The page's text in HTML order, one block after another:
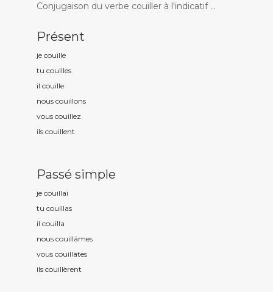
Conjugaison du verbe couiller à l'indicatif ...
Présent
je couille
tu couilles
il couille
nous couillons
vous couillez
ils couillent
Passé simple
je couillai
tu couillas
il couilla
nous couillâmes
vous couillâtes
ils couillèrent